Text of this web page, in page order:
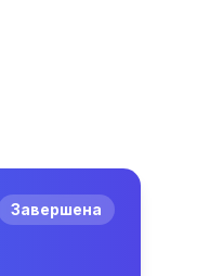
Завершена